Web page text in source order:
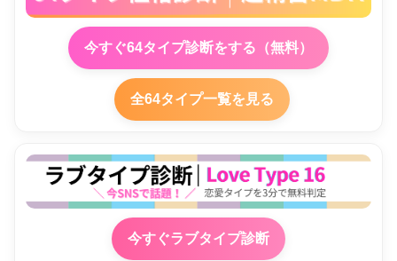
今すぐ64タイプ診断をする（無料）
全64タイプ一覧を見る
今すぐラブタイプ診断